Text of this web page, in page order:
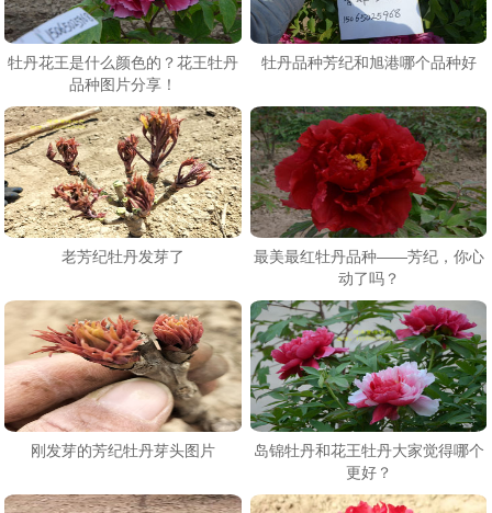
牡丹花王是什么颜色的？花王牡丹
品种图片分享！
牡丹品种芳纪和旭港哪个品种好
老芳纪牡丹发芽了
最美最红牡丹品种——芳纪，你心
动了吗？
刚发芽的芳纪牡丹芽头图片
岛锦牡丹和花王牡丹大家觉得哪个
更好？